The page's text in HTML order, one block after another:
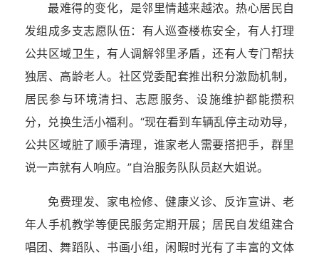
最难得的变化，是邻里情越来越浓。热心居民自
发组成多支志愿队伍：有人巡查楼栋安全，有人打理
公共区域卫生，有人调解邻里矛盾，还有人专门帮扶
独居、高龄老人。社区党委配套推出积分激励机制，
居民参与环境清扫、志愿服务、设施维护都能攒积
分，兑换生活小福利。“现在看到车辆乱停主动劝导，
公共区域脏了顺手清理，谁家老人需要搭把手，群里
说一声就有人响应。”自治服务队队员赵大姐说。
免费理发、家电检修、健康义诊、反诈宣讲、老
年人手机教学等便民服务定期开展；居民自发组建合
唱团、舞蹈队、书画小组，闲暇时光有了丰富的文体